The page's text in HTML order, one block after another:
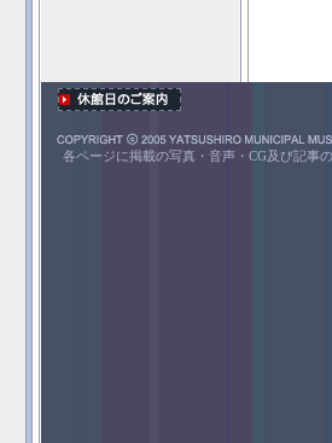
各ページに掲載の写真・音声・CG及び記事の